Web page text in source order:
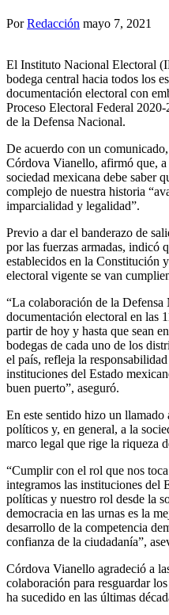
PorRedacción mayo 7, 2021
El Instituto Nacional Electoral
bodega central hacia todos los
documentación electoral con
Proceso Electoral Federal
de la Defensa Nacional.
De acuerdo con un
Córdova Vianello, afirmó que,
sociedad mexicana debe saber
complejo de nuestra historia
imparcialidad y legalidad”.
Previo a dar el banderazo de
por las fuerzas armadas, indicó
establecidos en la Constitución
electoral vigente se van
“La colaboración de la Defensa
documentación electoral en las
partir de hoy y hasta que sean
bodegas de cada uno de los
el país, refleja la
instituciones del Estado
buen puerto”, aseguró.
En este sentido hizo un llamado
políticos y, en general, a la
marco legal que rige la riqueza
“Cumplir con el rol que nos
integramos las instituciones del
políticas y nuestro rol desde la
democracia en las urnas es la
desarrollo de la competencia
confianza de la ciudadanía”,
Córdova Vianello agradeció a
colaboración para resguardar
ha sucedido en las últimas